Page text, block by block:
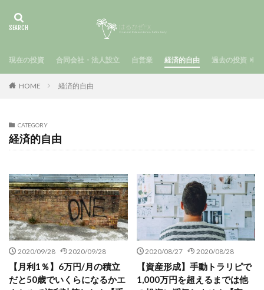
現在の投資 合同会社・法人設立 自営業 経済的自由 過去の投資
HOME 経済的自由
CATEGORY
経済的自由
2020/09/28 2020/09/28
【月利1％】6万円/月の積立
だと50歳でいくらになるかエ
2020/08/27 2020/08/28
【資産形成】手動トラリピで
1,000万円を超えるまでは他